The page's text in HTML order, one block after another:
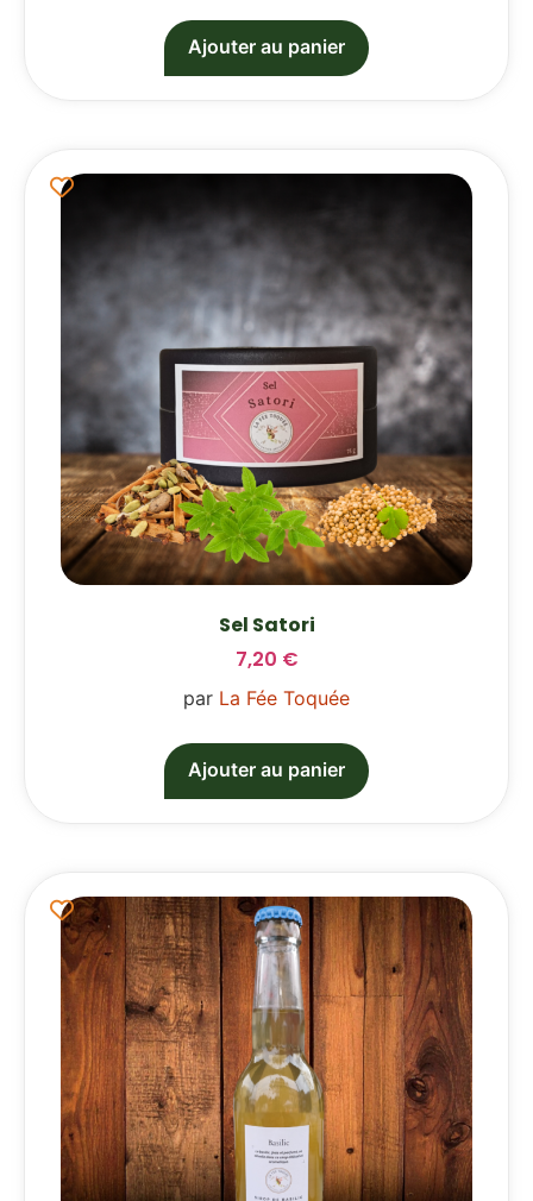
Ajouter au panier
Sel Satori
7,20 €
par La Fée Toquée
Ajouter au panier